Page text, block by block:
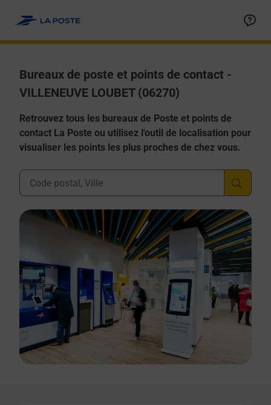
Bureaux de poste et points de contact -
VILLENEUVE LOUBET (06270)
Retrouvez tous les bureaux de Poste et points de
contact La Poste ou utilisez l'outil de localisation pour
visualiser les points les plus proches de chez vous.
Ville, Département, Code Postal